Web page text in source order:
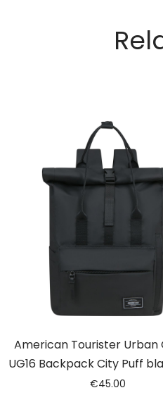
American Tourister Urban
UG16 Backpack City Puff
€45.00